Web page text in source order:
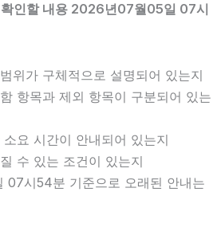
확인할 내용 2026년07월05일 07시
위가 구체적으로 설명되어 있는지
항목과 제외 항목이 구분되어 있는
요 시간이 안내되어 있는지
수 있는 조건이 있는지
07시54분 기준으로 오래된 안내는